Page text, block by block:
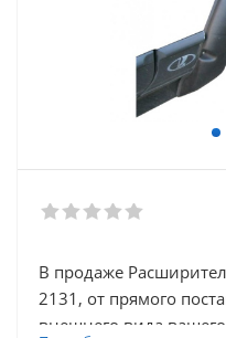
В продаже
2131, от прямого
внешнего вида вашего